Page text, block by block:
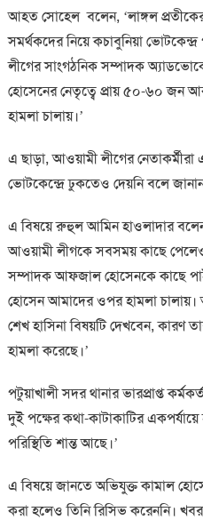
আহত সোহেল বলেন, ‘লাঙ্গল
সমর্থকদের নিয়ে কচাবুনিয়া
লীগের সাংগঠনিক সম্পাদক
হোসেনের নেতৃত্বে প্রায় ৫০-৬০ জন
হামলা চালায়।’
এ ছাড়া, আওয়ামী লীগের
ভোটকেন্দ্রে ঢুকতেও দেয়নি বলে
এ বিষয়ে রুহুল আমিন হাওলাদার বলেন,
আওয়ামী লীগকে সবসময় কাছে পেলেও
সম্পাদক আফজাল হোসেনকে কাছে
হোসেন আমাদের ওপর হামলা
শেখ হাসিনা বিষয়টি দেখবেন,
হামলা করেছে।’
পটুয়াখালী সদর থানার ভারপ্রাপ্ত
দুই পক্ষের কথা-কাটাকাটির
পরিস্থিতি শান্ত আছে।’
এ বিষয়ে জানতে অভিযুক্ত কামাল
করা হলেও তিনি রিসিভ করেননি।